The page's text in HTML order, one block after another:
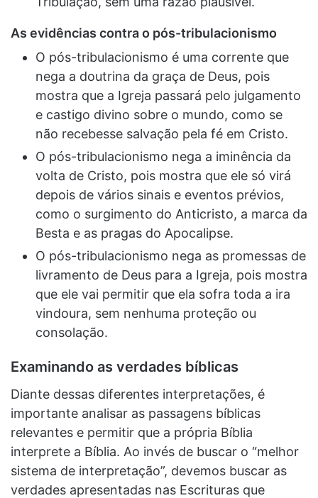
As evidências contra o pós-tribulacionismo
O pós-tribulacionismo é uma corrente que
nega a doutrina da graça de Deus, pois
mostra que a Igreja passará pelo julgamento
e castigo divino sobre o mundo, como se
não recebesse salvação pela fé em Cristo.
O pós-tribulacionismo nega a iminência da
volta de Cristo, pois mostra que ele só virá
depois de vários sinais e eventos prévios,
como o surgimento do Anticristo, a marca da
Besta e as pragas do Apocalipse.
O pós-tribulacionismo nega as promessas de
livramento de Deus para a Igreja, pois mostra
que ele vai permitir que ela sofra toda a ira
vindoura, sem nenhuma proteção ou
consolação.
Examinando as verdades bíblicas
Diante dessas diferentes interpretações, é
importante analisar as passagens bíblicas
relevantes e permitir que a própria Bíblia
interprete a Bíblia. Ao invés de buscar o “melhor
sistema de interpretação”, devemos buscar as
verdades apresentadas nas Escrituras que